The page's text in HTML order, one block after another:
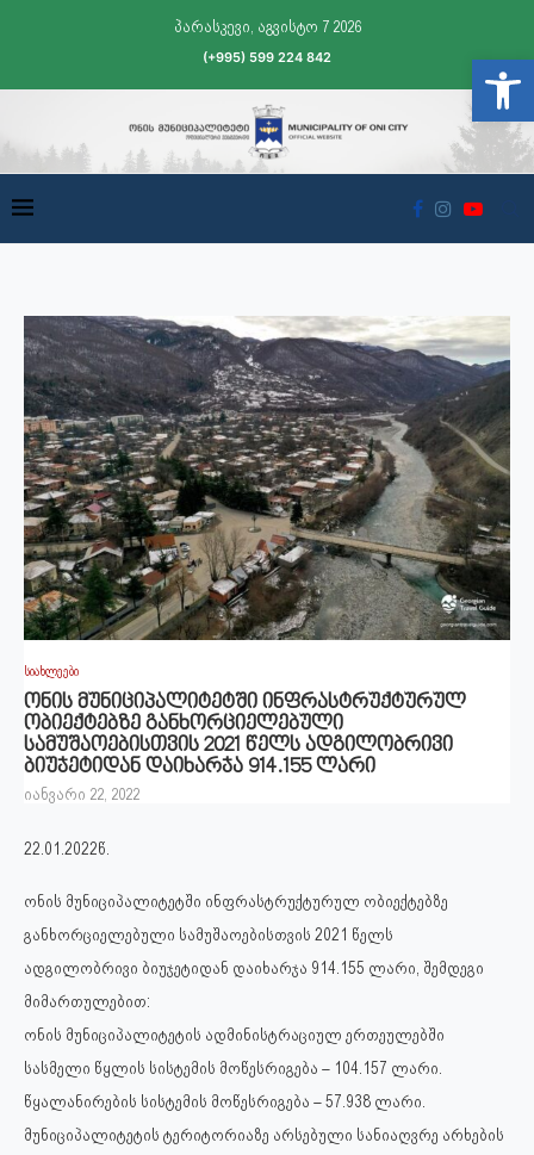
პარასკევი, აგვისტო 7 2026
(+995) 599 224 842
სიახლეები
ონის მუნიციპალიტეტში ინფრასტრუქტურულ
ობიექტებზე განხორციელებული
სამუშაოებისთვის 2021 წელს ადგილობრივი
ბიუჯეტიდან დაიხარჯა 914.155 ლარი
იანვარი 22, 2022
22.01.2022წ.
ონის მუნიციპალიტეტში ინფრასტრუქტურულ ობიექტებზე
განხორციელებული სამუშაოებისთვის 2021 წელს
ადგილობრივი ბიუჯეტიდან დაიხარჯა 914.155 ლარი, შემდეგი
მიმართულებით:
ონის მუნიციპალიტეტის ადმინისტრაციულ ერთეულებში
სასმელი წყლის სისტემის მოწესრიგება – 104.157 ლარი.
წყალანირების სისტემის მოწესრიგება – 57.938 ლარი.
მუნიციპალიტეტის ტერიტორიაზე არსებული სანიაღვრე არხების